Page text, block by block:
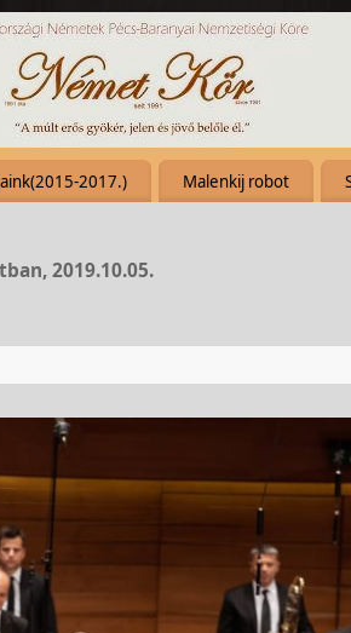
2017.) Malenkij robot
2019.10.05.